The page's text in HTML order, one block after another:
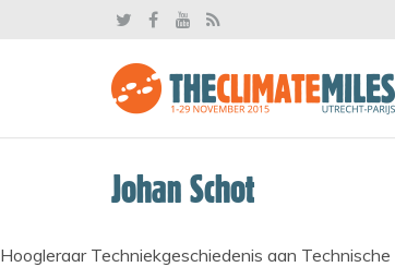
Johan Schot
Hoogleraar Techniekgeschiedenis aan